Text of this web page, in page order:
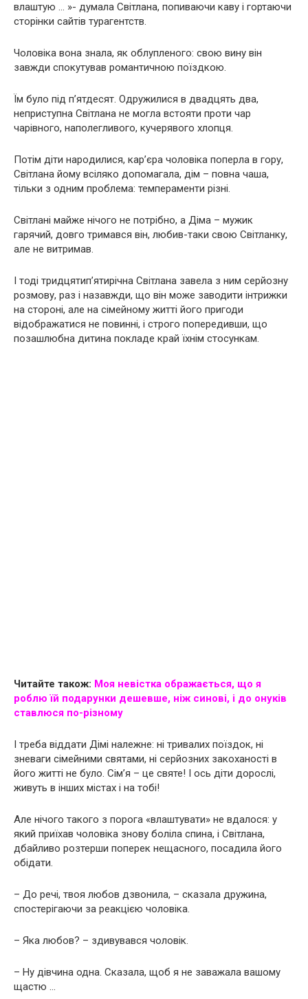
влаштую … »- думала Світлана, попиваючи каву і гортаючи
сторінки сайтів турагентств.
Чоловіка вона знала, як облупленого: свою вину він
завжди спокутував романтичною поїздкою.
Їм було під п’ятдесят. Одружилися в двадцять два,
неприступна Світлана не могла встояти проти чар
чарівного, наполегливого, кучерявого хлопця.
Потім діти нapoдилися, кар’єра чоловіка поперла в гору,
Світлана йому всіляко допомагала, дім – повна чаша,
тільки з одним проблема: темпераменти різні.
Світлані майже нічого не потрібно, а Діма – мужик
гарячий, довго тримався він, любив-таки свою Світланку,
але не витримав.
І тоді тридцятип’ятирічна Світлана завела з ним серйозну
розмову, раз і назавжди, що він може заводити інтрижки
на стороні, але на сімейному житті його пригоди
відображатися не повинні, і строго попередивши, що
позашлюбна дитина покладе край їхнім стосункам.
Читайте також: Моя невістка ображається, що я
роблю їй подарунки дешевше, ніж синові, і до онуків
ставлюся по-різному
І треба віддати Дімі належне: ні тривалих поїздок, ні
зневаги сімейними святами, ні серйозних закоханості в
його житті не було. Сім’я – це святе! І ось діти дорослі,
живуть в інших містах і на тобі!
Але нічого такого з порога «влаштувати» не вдалося: у
який приїхав чоловіка знову боліла спина, і Світлана,
дбайливо розтерши поперек нещасного, посадила його
обідати.
– До речі, твоя любов дзвонила, – сказала дружина,
спостерігаючи за реакцією чоловіка.
– Яка любов? – здивувався чоловік.
– Ну дівчина одна. Сказала, щоб я не заважала вашому
щастю …